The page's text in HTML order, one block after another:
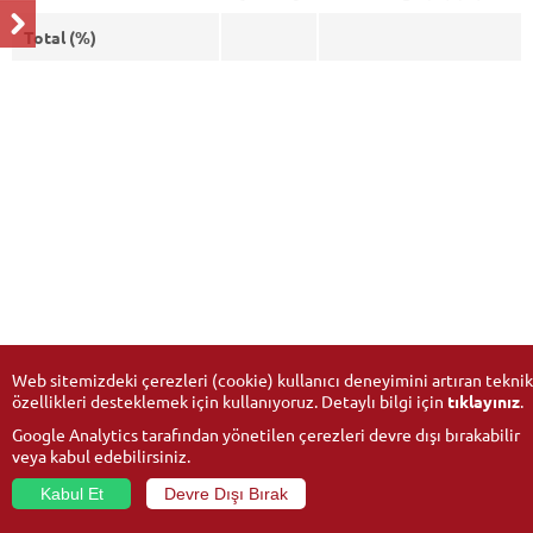
Total (%)
Web sitemizdeki çerezleri (cookie) kullanıcı deneyimini artıran teknik
özellikleri desteklemek için kullanıyoruz. Detaylı bilgi için tıklayınız.
Google Analytics tarafından yönetilen çerezleri devre dışı bırakabilir
veya kabul edebilirsiniz.
Kabul Et
Devre Dışı Bırak
© 2026Anadolu University- All rights reserved.